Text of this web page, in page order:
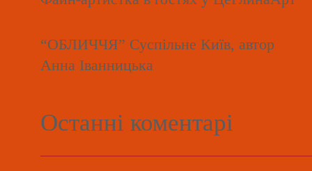
“ОБЛИЧЧЯ” Суспільне Київ, автор
Анна Іванницька
Останні коментарі